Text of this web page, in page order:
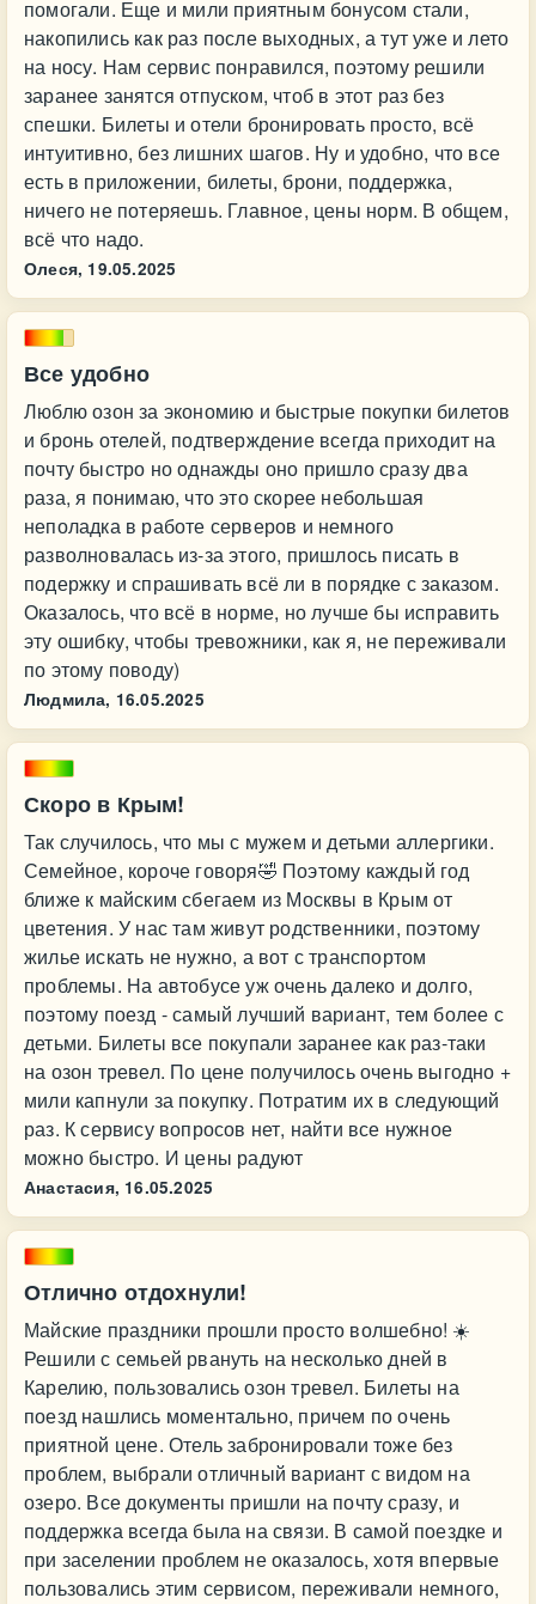
помогали. Еще и мили приятным бонусом стали,
накопились как раз после выходных, а тут уже и лето
на носу. Нам сервис понравился, поэтому решили
заранее занятся отпуском, чтоб в этот раз без
спешки. Билеты и отели бронировать просто, всё
интуитивно, без лишних шагов. Ну и удобно, что все
есть в приложении, билеты, брони, поддержка,
ничего не потеряешь. Главное, цены норм. В общем,
всё что надо.
Олеся, 19.05.2025
Все удобно
Люблю озон за экономию и быстрые покупки билетов
и бронь отелей, подтверждение всегда приходит на
почту быстро но однажды оно пришло сразу два
раза, я понимаю, что это скорее небольшая
неполадка в работе серверов и немного
разволновалась из-за этого, пришлось писать в
подержку и спрашивать всё ли в порядке с заказом.
Оказалось, что всё в норме, но лучше бы исправить
эту ошибку, чтобы тревожники, как я, не переживали
по этому поводу)
Людмила, 16.05.2025
Скоро в Крым!
Так случилось, что мы с мужем и детьми аллергики.
Семейное, короче говоря🤣 Поэтому каждый год
ближе к майским сбегаем из Москвы в Крым от
цветения. У нас там живут родственники, поэтому
жилье искать не нужно, а вот с транспортом
проблемы. На автобусе уж очень далеко и долго,
поэтому поезд - самый лучший вариант, тем более с
детьми. Билеты все покупали заранее как раз-таки
на озон тревел. По цене получилось очень выгодно +
мили капнули за покупку. Потратим их в следующий
раз. К сервису вопросов нет, найти все нужное
можно быстро. И цены радуют
Анастасия, 16.05.2025
Отлично отдохнули!
Майские праздники прошли просто волшебно! ☀️
Решили с семьей рвануть на несколько дней в
Карелию, пользовались озон тревел. Билеты на
поезд нашлись моментально, причем по очень
приятной цене. Отель забронировали тоже без
проблем, выбрали отличный вариант с видом на
озеро. Все документы пришли на почту сразу, и
поддержка всегда была на связи. В самой поездке и
при заселении проблем не оказалось, хотя впервые
пользовались этим сервисом, переживали немного,